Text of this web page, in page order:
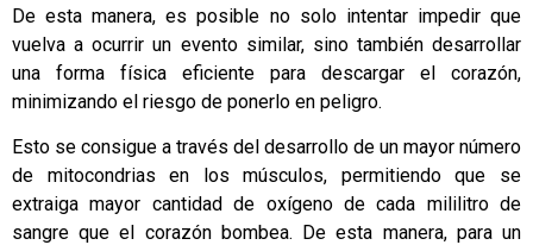
De esta manera, es posible no solo intentar impedir que
vuelva a ocurrir un evento similar, sino también desarrollar
una forma física eficiente para descargar el corazón,
minimizando el riesgo de ponerlo en peligro.
Esto se consigue a través del desarrollo de un mayor número
de mitocondrias en los músculos, permitiendo que se
extraiga mayor cantidad de oxígeno de cada mililitro de
sangre que el corazón bombea. De esta manera, para un